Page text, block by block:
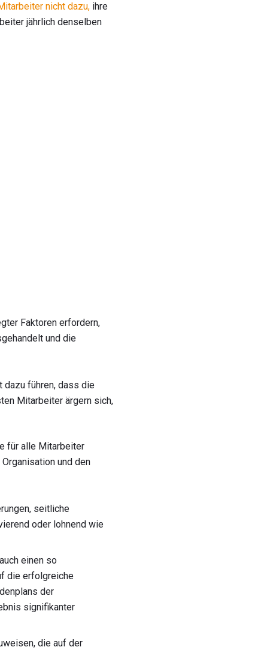
nicht dazu, ihre
jährlich denselben
Faktoren erfordern,
und die
dazu führen, dass die
Mitarbeiter ärgern sich,
für alle Mitarbeiter
und den
seitliche
oder lohnend wie
einen so
die erfolgreiche
der
signifikanter
die auf der